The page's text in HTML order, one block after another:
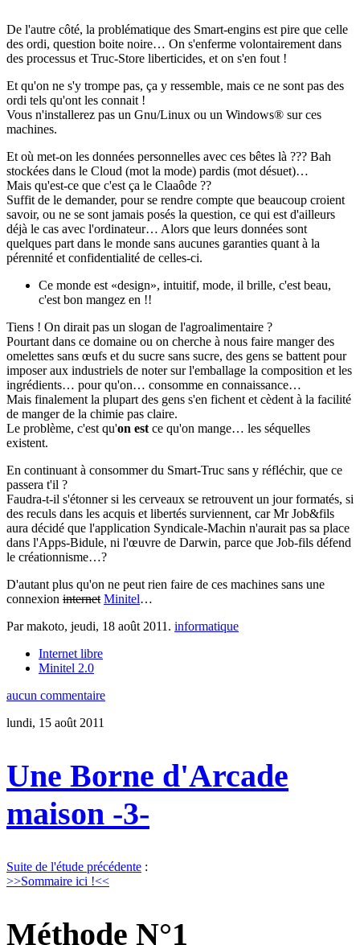
De l'autre côté, la problématique des Smart-engins est pire que celle
des ordi, question boite noire… On s'enferme volontairement dans
des processus et Truc-Store liberticides, et on s'en fout !
Et qu'on ne s'y trompe pas, ça y ressemble, mais ce ne sont pas des
ordi tels qu'ont les connait !
Vous n'installerez pas un Gnu/Linux ou un Windows® sur ces
machines.
Et où met-on les données personnelles avec ces bêtes là ??? Bah
stockées dans le Cloud (mot la mode) pardis (mot désuet)…
Mais qu'est-ce que c'est ça le Claaôde ??
Suffit de le demander, pour se rendre compte que beaucoup croient
savoir, ou ne se sont jamais posés la question, ce qui est d'ailleurs
déjà le cas avec l'ordinateur… Alors que leurs données sont
quelques part dans le monde sans aucunes garanties quant à la
pérennité et confidentialité de celles-ci.
Ce monde est «design», intuitif, mode, il brille, c'est beau,
c'est bon mangez en !!
Tiens ! On dirait pas un slogan de l'agroalimentaire ?
Pourtant dans ce domaine ou on cherche à nous faire manger des
omelettes sans œufs et du sucre sans sucre, des gens se battent pour
imposer aux industriels de noter sur l'emballage la composition et les
ingrédients… pour qu'on… consomme en connaissance…
Mais finalement la plupart des gens s'en fichent et cèdent à la facilité
de manger de la chimie pas claire.
Le problème, c'est qu'on est ce qu'on mange… les séquelles
existent.
En continuant à consommer du Smart-Truc sans y réfléchir, que ce
passera t'il ?
Faudra-t-il s'étonner si les cerveaux se retrouvent un jour formatés, si
des reculs dans les acquis et libertés surviennent, car Mr Job&fils
aura décidé que l'application Syndicale-Machin n'aurait pas sa place
dans l'Apps-Bidule, ni l'œuvre de Darwin, parce que Job-fils défend
le créationnisme…?
D'autant plus qu'on ne peut rien faire de ces machines sans une
connexion internet Minitel…
Par makoto, jeudi, 18 août 2011 . informatique
Internet libre
Minitel 2.0
aucun commentaire
lundi, 15 août 2011
Une Borne d'Arcade
maison -3-
Suite de l'étude précédente :
>>Sommaire ici !<<
Méthode N°1